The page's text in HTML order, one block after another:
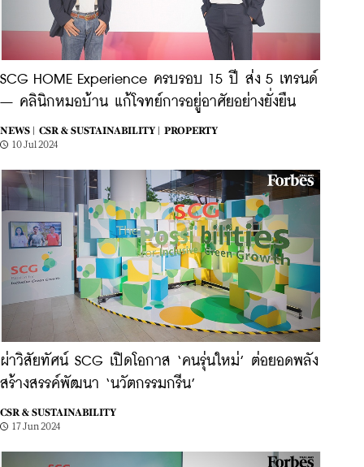
SCG HOME Experience ครบรอบ 15 ปี ส่ง 5 เทรนด์
– คลินิกหมอบ้าน แก้โจทย์การอยู่อาศัยอย่างยั่งยืน
NEWS | CSR & SUSTAINABILITY |
PROPERTY
10 Jul 2024
ผ่าวิสัยทัศน์ SCG เปิดโอกาส ‘คนรุ่นใหม่’ ต่อยอดพลัง
สร้างสรรค์พัฒนา ‘นวัตกรรมกรีน’
CSR & SUSTAINABILITY
17 Jun 2024